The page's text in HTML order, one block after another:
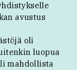
avustus
oli
luopua
mahdollista